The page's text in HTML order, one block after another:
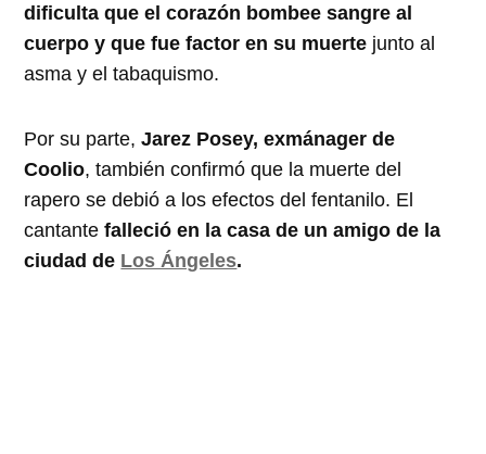
dificulta que el corazón bombee sangre al
cuerpo y que fue factor en su muerte junto al
asma y el tabaquismo.
Por su parte,Jarez Posey, exmánager de
Coolio, también confirmó que la muerte del
rapero se debió a los efectos del fentanilo. El
cantantefalleció en la casa de un amigo de la
ciudad de Los Ángeles.